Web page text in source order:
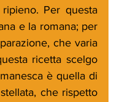
Per questa
e la romana; per
che varia
ricetta scelgo
è quella di
che rispetto